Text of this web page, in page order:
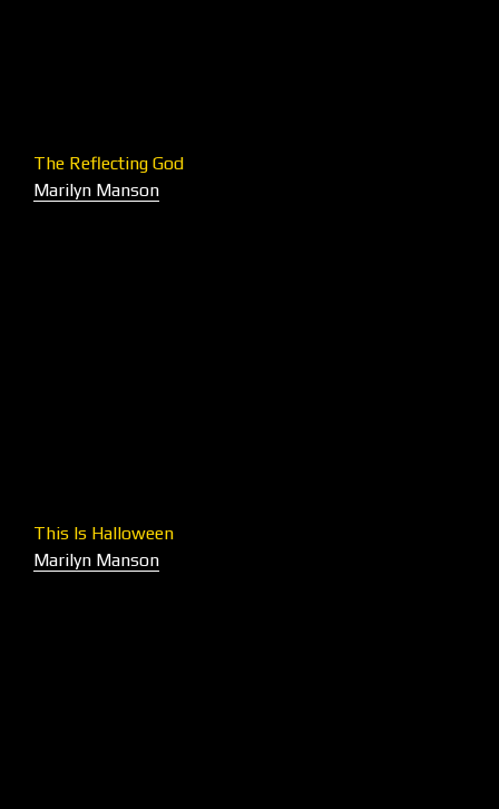
The Reflecting God
Marilyn Manson
This Is Halloween
Marilyn Manson